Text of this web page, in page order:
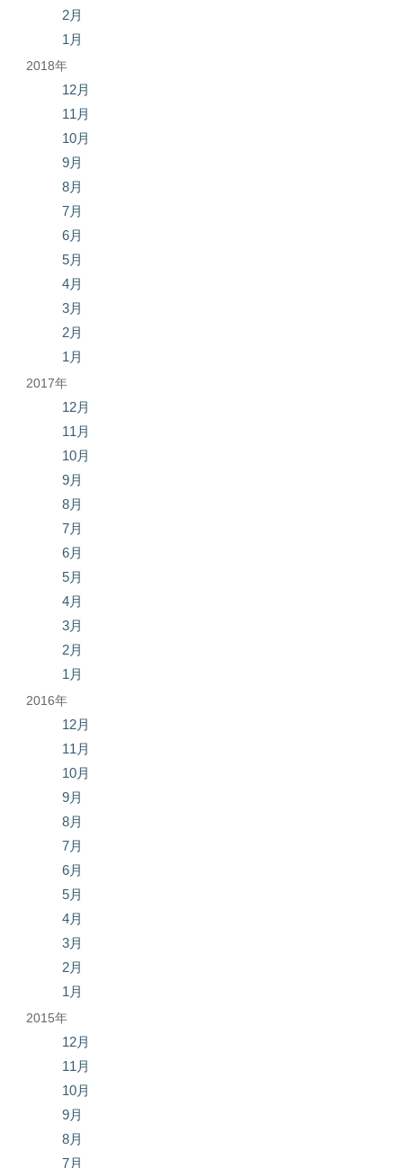
2月
1月
2018年
12月
11月
10月
9月
8月
7月
6月
5月
4月
3月
2月
1月
2017年
12月
11月
10月
9月
8月
7月
6月
5月
4月
3月
2月
1月
2016年
12月
11月
10月
9月
8月
7月
6月
5月
4月
3月
2月
1月
2015年
12月
11月
10月
9月
8月
7月